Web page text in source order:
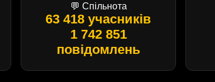
💬 Спільнота
63 418 учасників
1 742 851
повідомлень